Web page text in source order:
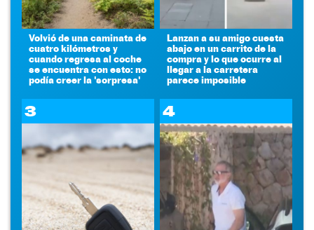
Volvió de una caminata de
cuatro kilómetros y
cuando regresa al coche
se encuentra con esto: no
podía creer la 'sorpresa'
Lanzan a su amigo cuesta
abajo en un carrito de la
compra y lo que ocurre al
llegar a la carretera
parece imposible
3 4